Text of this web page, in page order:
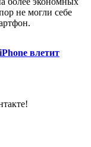
не могли себе
влетит